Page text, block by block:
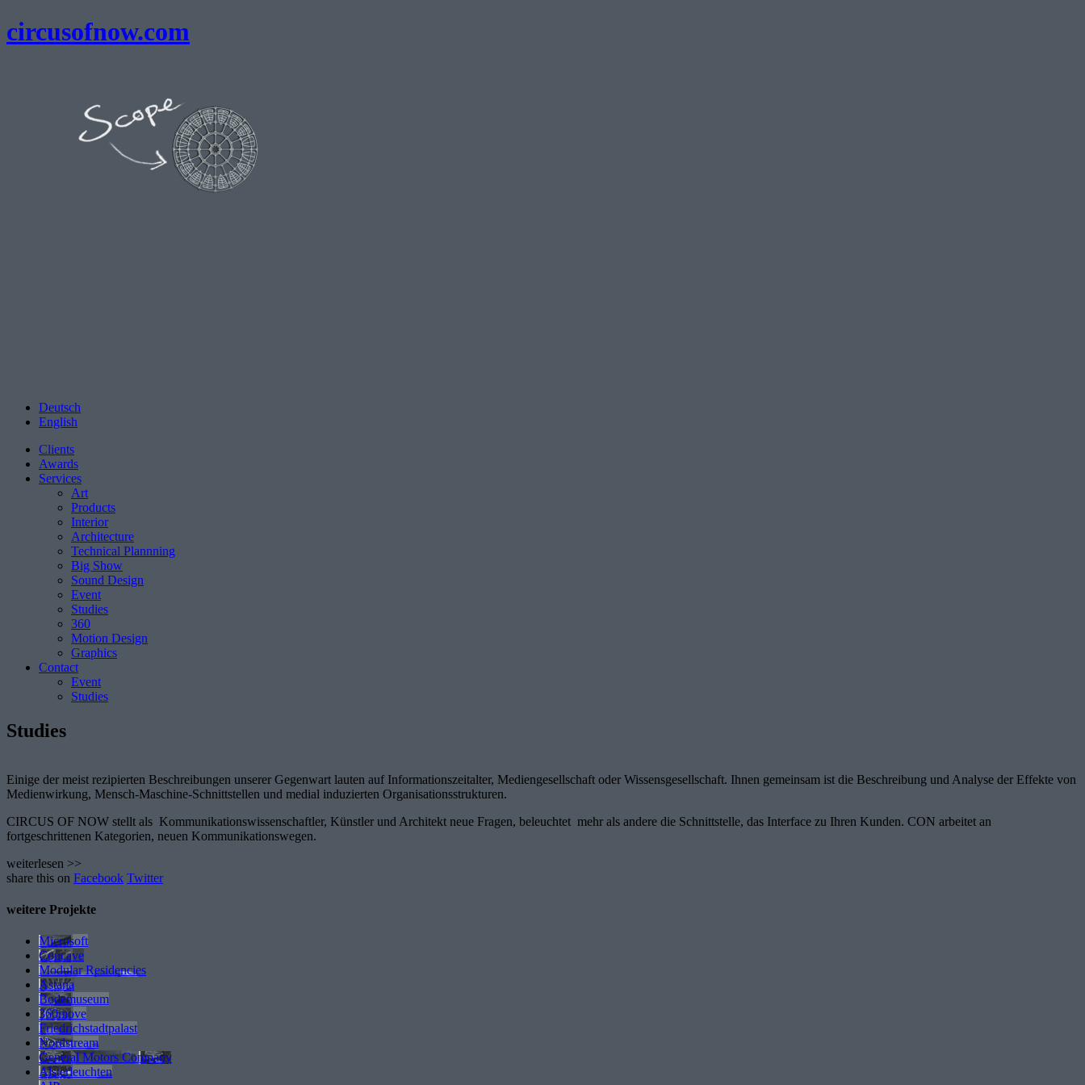
circusofnow.com
Deutsch
English
Clients
Awards
Services
Art
Products
Interior
Architecture
Technical Plannning
Big Show
Sound Design
Event
Studies
360
Motion Design
Graphics
Contact
Event
Studies
Studies
Einige der meist rezipierten Beschreibungen unserer Gegenwart lauten auf Informationszeitalter, Mediengesellschaft oder Wissensgesellschaft. Ihnen gemeinsam ist die Beschreibung und Analyse der Effekte von
Medienwirkung, Mensch-Maschine-Schnittstellen und medial induzierten Organisationsstrukturen.
CIRCUS OF NOW stellt als Kommunikationswissenschaftler, Künstler und Architekt neue Fragen, beleuchtet mehr als andere die Schnittstelle, das Interface zu Ihren Kunden. CON arbeitet an
fortgeschrittenen Kategorien, neuen Kommunikationswegen.
weiterlesen >>
share this on Facebook Twitter
weitere Projekte
Microsoft
Concave
Modular Residencies
Astana
Bodemuseum
360move
Friedrichstadtpalast
Nordstream
General Motors Company
Alsterleuchten